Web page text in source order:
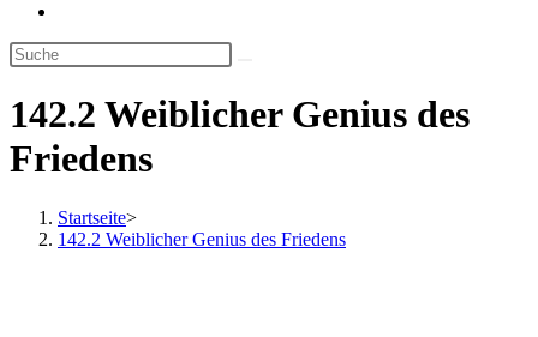
umschalten
142.2 Weiblicher Genius des
Friedens
Startseite>
142.2 Weiblicher Genius des Friedens